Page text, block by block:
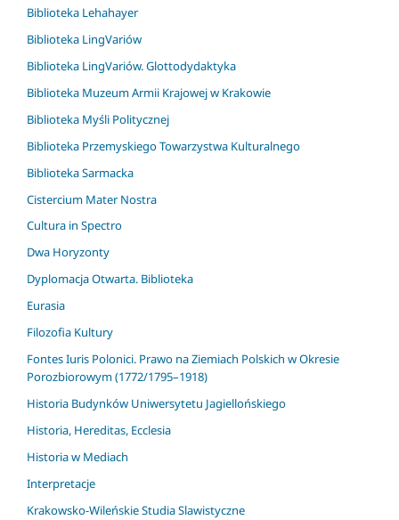
Biblioteka Lehahayer
Biblioteka LingVariów
Biblioteka LingVariów. Glottodydaktyka
Biblioteka Muzeum Armii Krajowej w Krakowie
Biblioteka Myśli Politycznej
Biblioteka Przemyskiego Towarzystwa Kulturalnego
Biblioteka Sarmacka
Cistercium Mater Nostra
Cultura in Spectro
Dwa Horyzonty
Dyplomacja Otwarta. Biblioteka
Eurasia
Filozofia Kultury
Fontes Iuris Polonici. Prawo na Ziemiach Polskich w Okresie
Porozbiorowym (1772/1795–1918)
Historia Budynków Uniwersytetu Jagiellońskiego
Historia, Hereditas, Ecclesia
Historia w Mediach
Interpretacje
Krakowsko-Wileńskie Studia Slawistyczne